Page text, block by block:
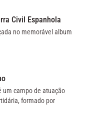
Civil Espanhola
no memorável album
um campo de atuação
formado por